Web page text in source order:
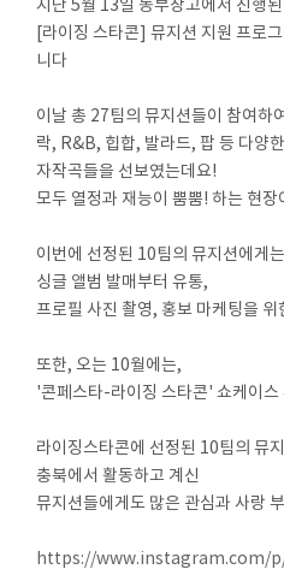
지난 5월 13일 동부창고에서 진행된
[라이징 스타콘] 뮤지션 지원 프로
니다
이날 총 27팀의 뮤지션들이 참여하여
락, R&B, 힙합, 발라드, 팝 등 다양
자작곡들을 선보였는데요!
모두 열정과 재능이 뿜뿜! 하는 현장
이번에 선정된 10팀의 뮤지션에게는
싱글 앨범 발매부터 유통,
프로필 사진 촬영, 홍보 마케팅을
또한, 오는 10월에는,
'콘페스타-라이징 스타콘' 쇼케이스
라이징스타콘에 선정된 10팀의 뮤
충북에서 활동하고 계신
뮤지션들에게도 많은 관심과 사랑
https://www.instagram.com/p/